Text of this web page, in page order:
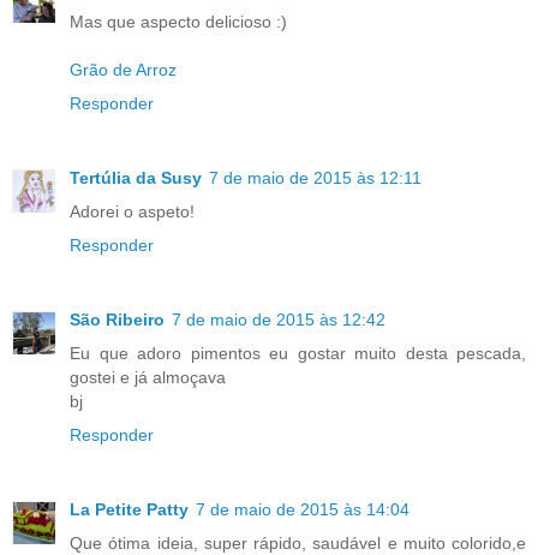
Mas que aspecto delicioso :)
Grão de Arroz
Responder
Tertúlia da Susy 7 de maio de 2015 às 12:11
Adorei o aspeto!
Responder
São Ribeiro 7 de maio de 2015 às 12:42
Eu que adoro pimentos eu gostar muito desta pescada,
gostei e já almoçava
bj
Responder
La Petite Patty 7 de maio de 2015 às 14:04
Que ótima ideia, super rápido, saudável e muito colorido,e